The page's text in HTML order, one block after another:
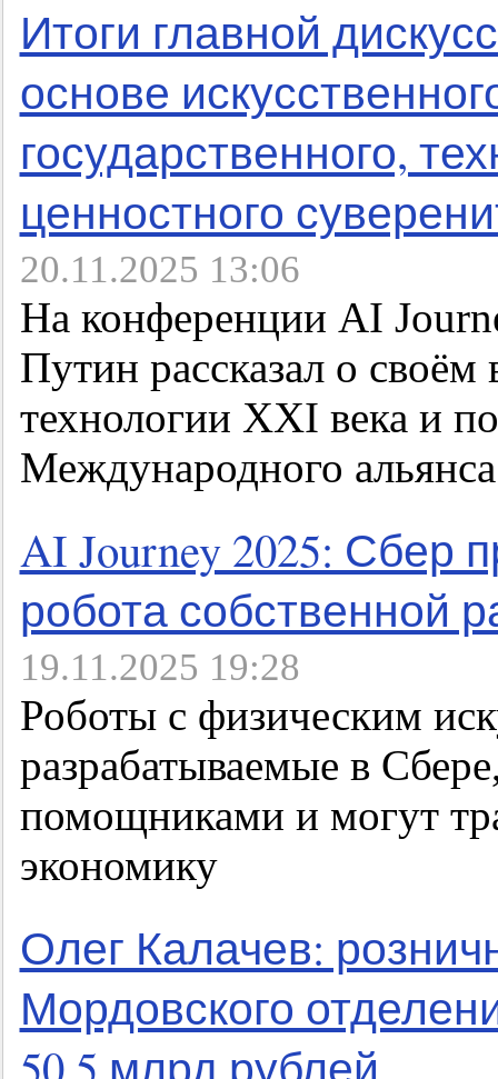
Итоги главной
основе
государственного,
ценностного
20.11.2025 13:06
На конференции AI
Путин рассказал о своём
технологии XXI века и
Международного
AI Journey 2025: Сбер
робота собственной
19.11.2025 19:28
Роботы с физическим
разрабатываемые в
помощниками и могут
экономику
Олег Калачев:
Мордовского
50,5 млрд рублей